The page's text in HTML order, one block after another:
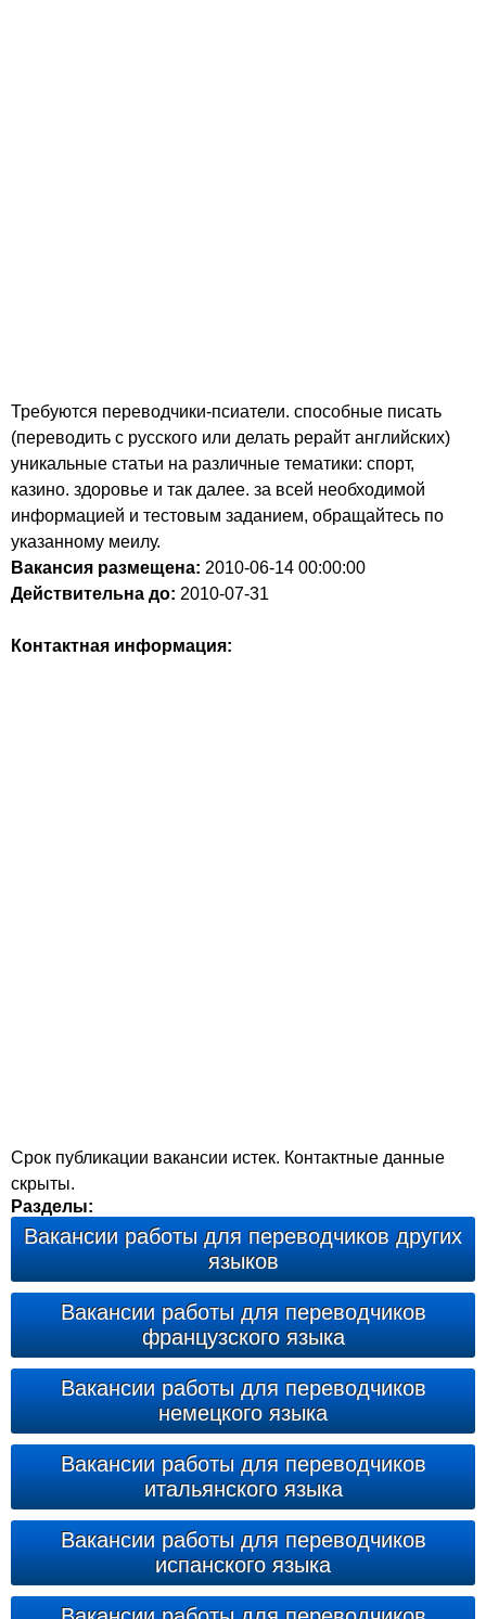
Требуются переводчики-псиатели. способные писать
(переводить с русского или делать рерайт английских)
уникальные статьи на различные тематики: спорт,
казино. здоровье и так далее. за всей необходимой
информацией и тестовым заданием, обращайтесь по
указанному меилу.
Вакансия размещена: 2010-06-14 00:00:00
Действительна до: 2010-07-31
Контактная информация:
Срок публикации вакансии истек. Контактные данные
скрыты.
Разделы:
Вакансии работы для переводчиков других
языков
Вакансии работы для переводчиков
французского языка
Вакансии работы для переводчиков
немецкого языка
Вакансии работы для переводчиков
итальянского языка
Вакансии работы для переводчиков
испанского языка